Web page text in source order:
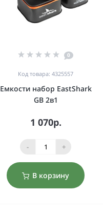
0
Код товара: 4325557
Емкости набор EastShark
GB 2в1
1 070р.
- +
В корзину